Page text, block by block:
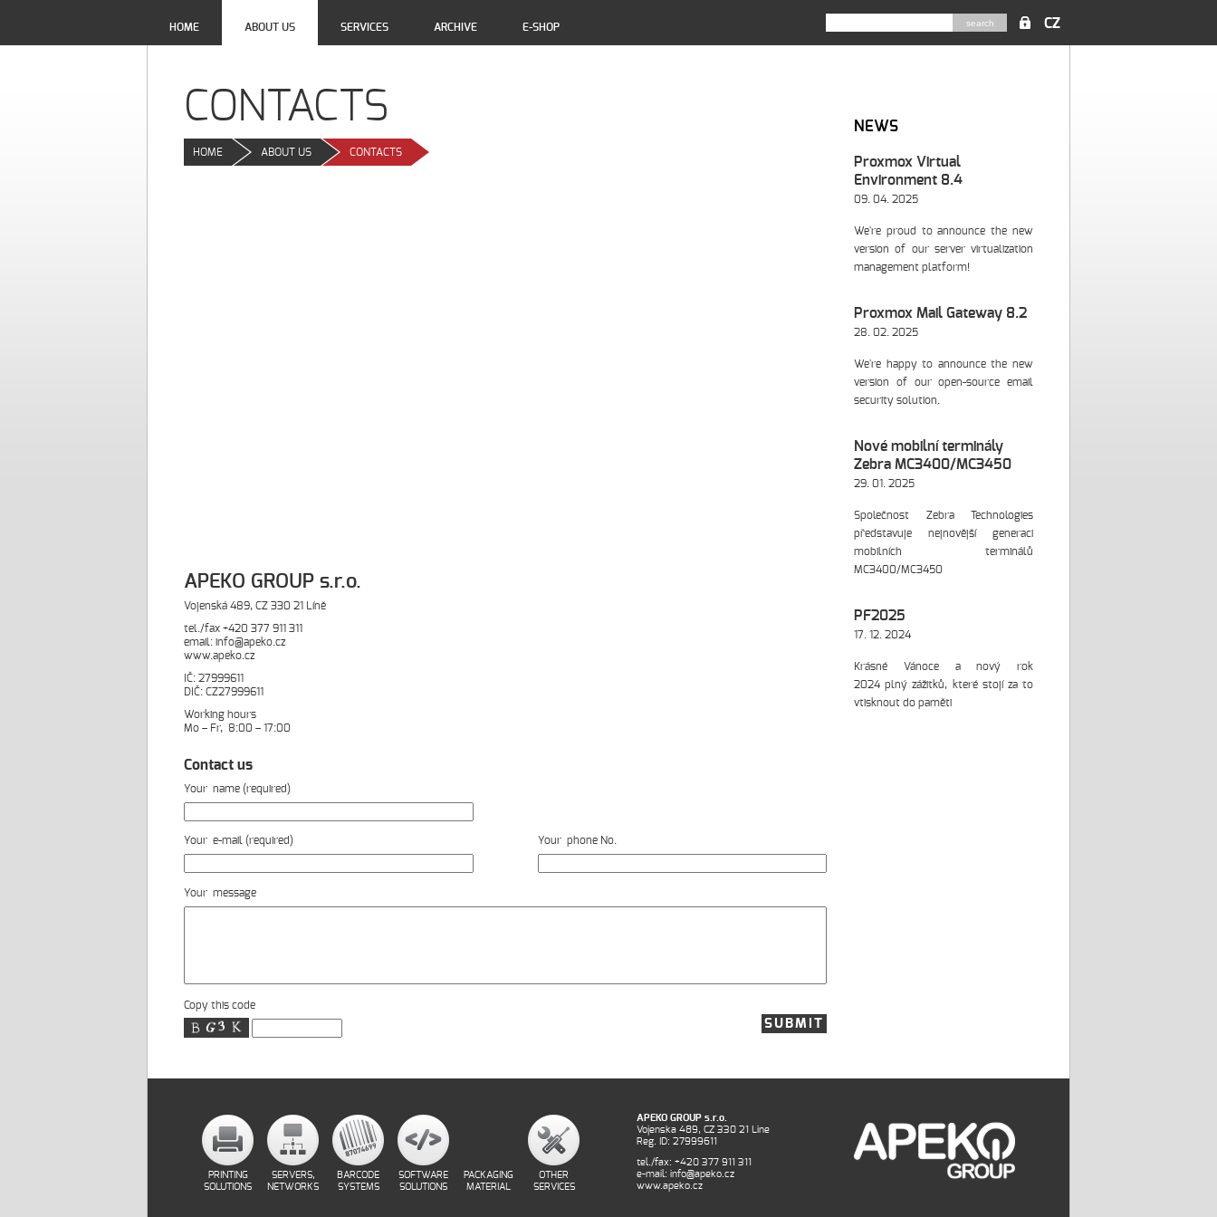
CZ
HOME ABOUT US SERVICES ARCHIVE E-SHOP
CONTACTS
HOME ABOUT US CONTACTS
APEKO GROUP s.r.o.
Vojenská 489, CZ 330 21 Líně
tel./fax +420 377 911 311
email: info@apeko.cz
www.apeko.cz
IČ: 27999611
DIČ: CZ27999611
Working hours
Mo – Fr, 8:00 – 17:00
Contact us
Your name (required)
Your e-mail (required) Your phone No.
Your message
Copy this code
NEWS
Proxmox Virtual
Environment 8.4
09. 04. 2025
We're proud to announce the new
version of our server virtualization
management platform!
Proxmox Mail Gateway 8.2
28. 02. 2025
We're happy to announce the new
version of our open-source email
security solution.
Nové mobilní terminály
Zebra MC3400/MC3450
29. 01. 2025
Společnost Zebra Technologies
představuje nejnovější generaci
mobilních terminálů
MC3400/MC3450
PF2025
17. 12. 2024
Krásné Vánoce a nový rok
2024 plný zážitků, které stojí za to
vtisknout do paměti
PRINTING
SOLUTIONS
SERVERS,
NETWORKS
BARCODE
SYSTEMS
SOFTWARE
SOLUTIONS
PACKAGING
MATERIAL
OTHER
SERVICES
APEKO GROUP s.r.o.
Vojenska 489, CZ 330 21 Line
Reg. ID: 27999611
tel./fax: +420 377 911 311
e-mail: info@apeko.cz
www.apeko.cz